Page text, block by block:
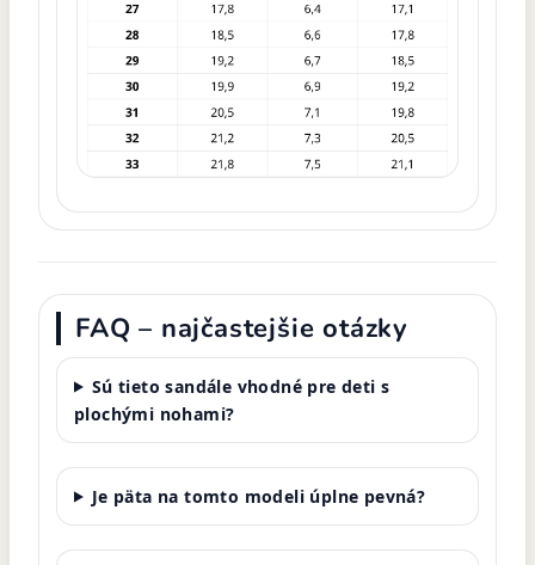
FAQ – najčastejšie otázky
Sú tieto sandále vhodné pre deti s
plochými nohami?
Je päta na tomto modeli úplne pevná?